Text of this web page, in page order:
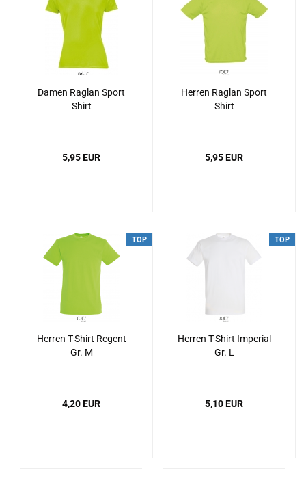
Damen Raglan Sport
Shirt
5,95 EUR
Herren Raglan Sport
Shirt
5,95 EUR
TOP
Herren T-Shirt Regent
Gr. M
4,20 EUR
TOP
Herren T-Shirt Imperial
Gr. L
5,10 EUR